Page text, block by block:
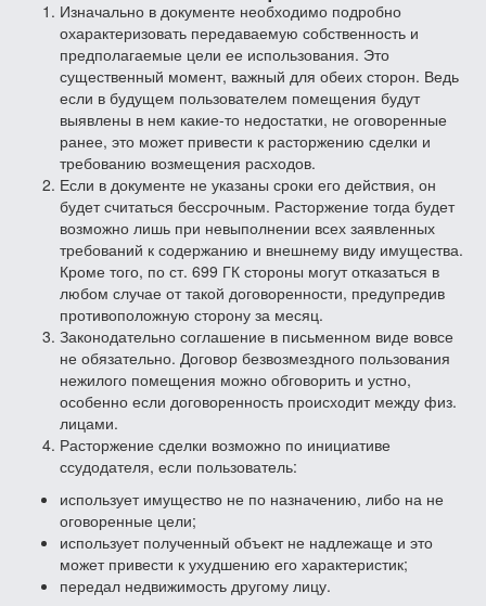
Изначально в документе необходимо подробно
охарактеризовать передаваемую собственность и
предполагаемые цели ее использования. Это
существенный момент, важный для обеих сторон. Ведь
если в будущем пользователем помещения будут
выявлены в нем какие-то недостатки, не оговоренные
ранее, это может привести к расторжению сделки и
требованию возмещения расходов.
Если в документе не указаны сроки его действия, он
будет считаться бессрочным. Расторжение тогда будет
возможно лишь при невыполнении всех заявленных
требований к содержанию и внешнему виду имущества.
Кроме того, по ст. 699 ГК стороны могут отказаться в
любом случае от такой договоренности, предупредив
противоположную сторону за месяц.
Законодательно соглашение в письменном виде вовсе
не обязательно. Договор безвозмездного пользования
нежилого помещения можно обговорить и устно,
особенно если договоренность происходит между физ.
лицами.
Расторжение сделки возможно по инициативе
ссудодателя, если пользователь:
использует имущество не по назначению, либо на не
оговоренные цели;
использует полученный объект не надлежаще и это
может привести к ухудшению его характеристик;
передал недвижимость другому лицу.